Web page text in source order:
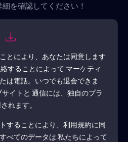
を確認してください！
とにより、あなたは同意します
することによって マーケティ
は電話。いつでも退会できま
サイトと 通信には、独自のプラ
れます。
することにより、利用規約に同
べてのデータは 私たちによって